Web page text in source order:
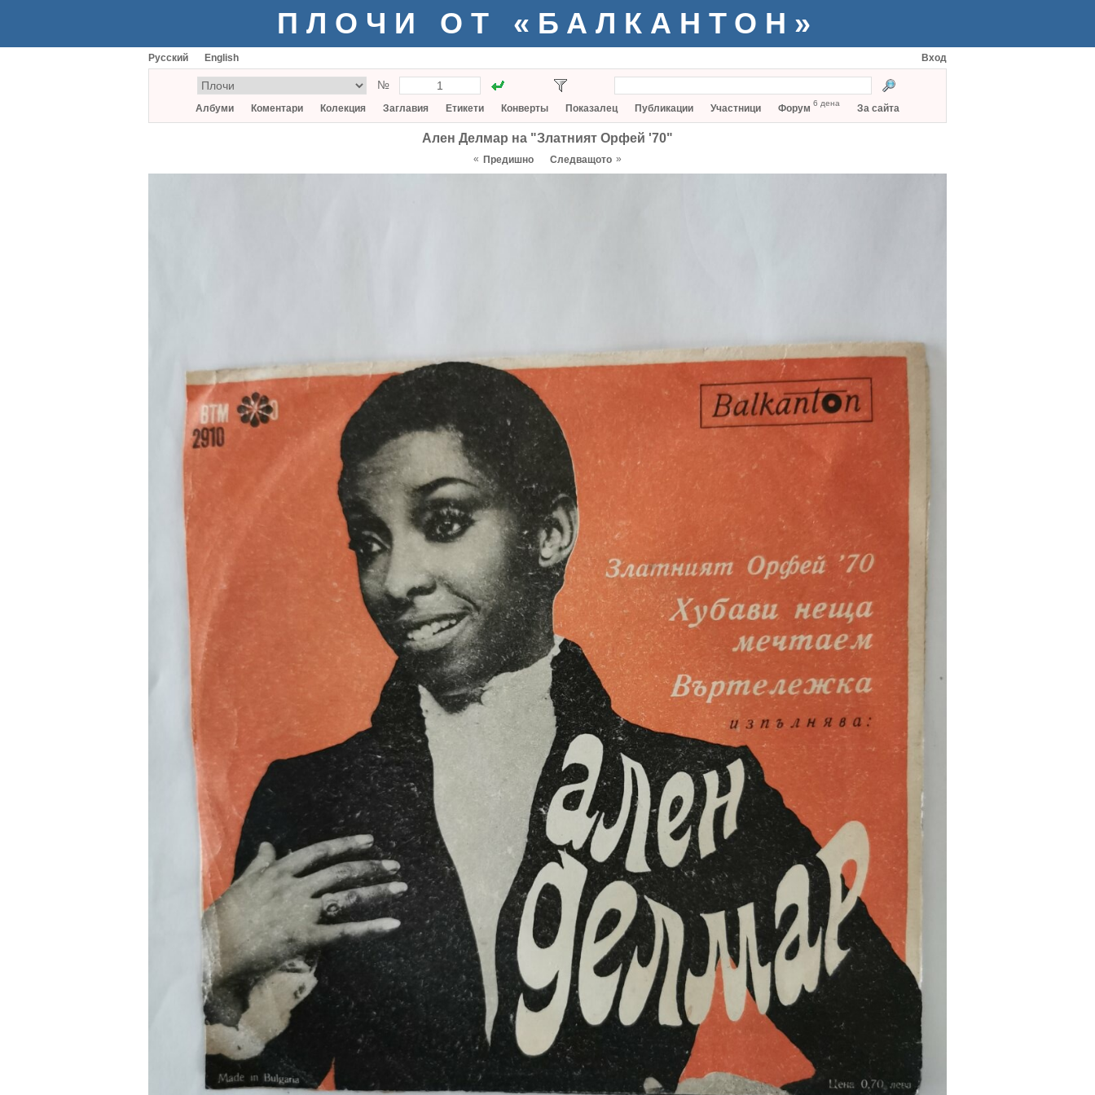
ПЛОЧИ ОТ «БАЛКАНТОН»
Русский English Вход
№
Албуми Коментари Колекция Заглавия Етикети Конверты Показалец Публикации Участници Форум 6 дена За сайта
Ален Делмар на "Златният Орфей '70"
« Предишно Следващото »